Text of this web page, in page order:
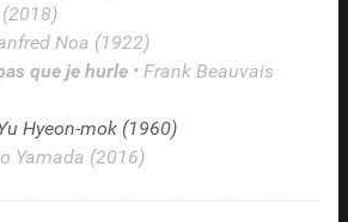
(2018)
Noa (1922)
que je hurle • Frank Beauvais
Hyeon-mok (1960)
Yamada (2016)